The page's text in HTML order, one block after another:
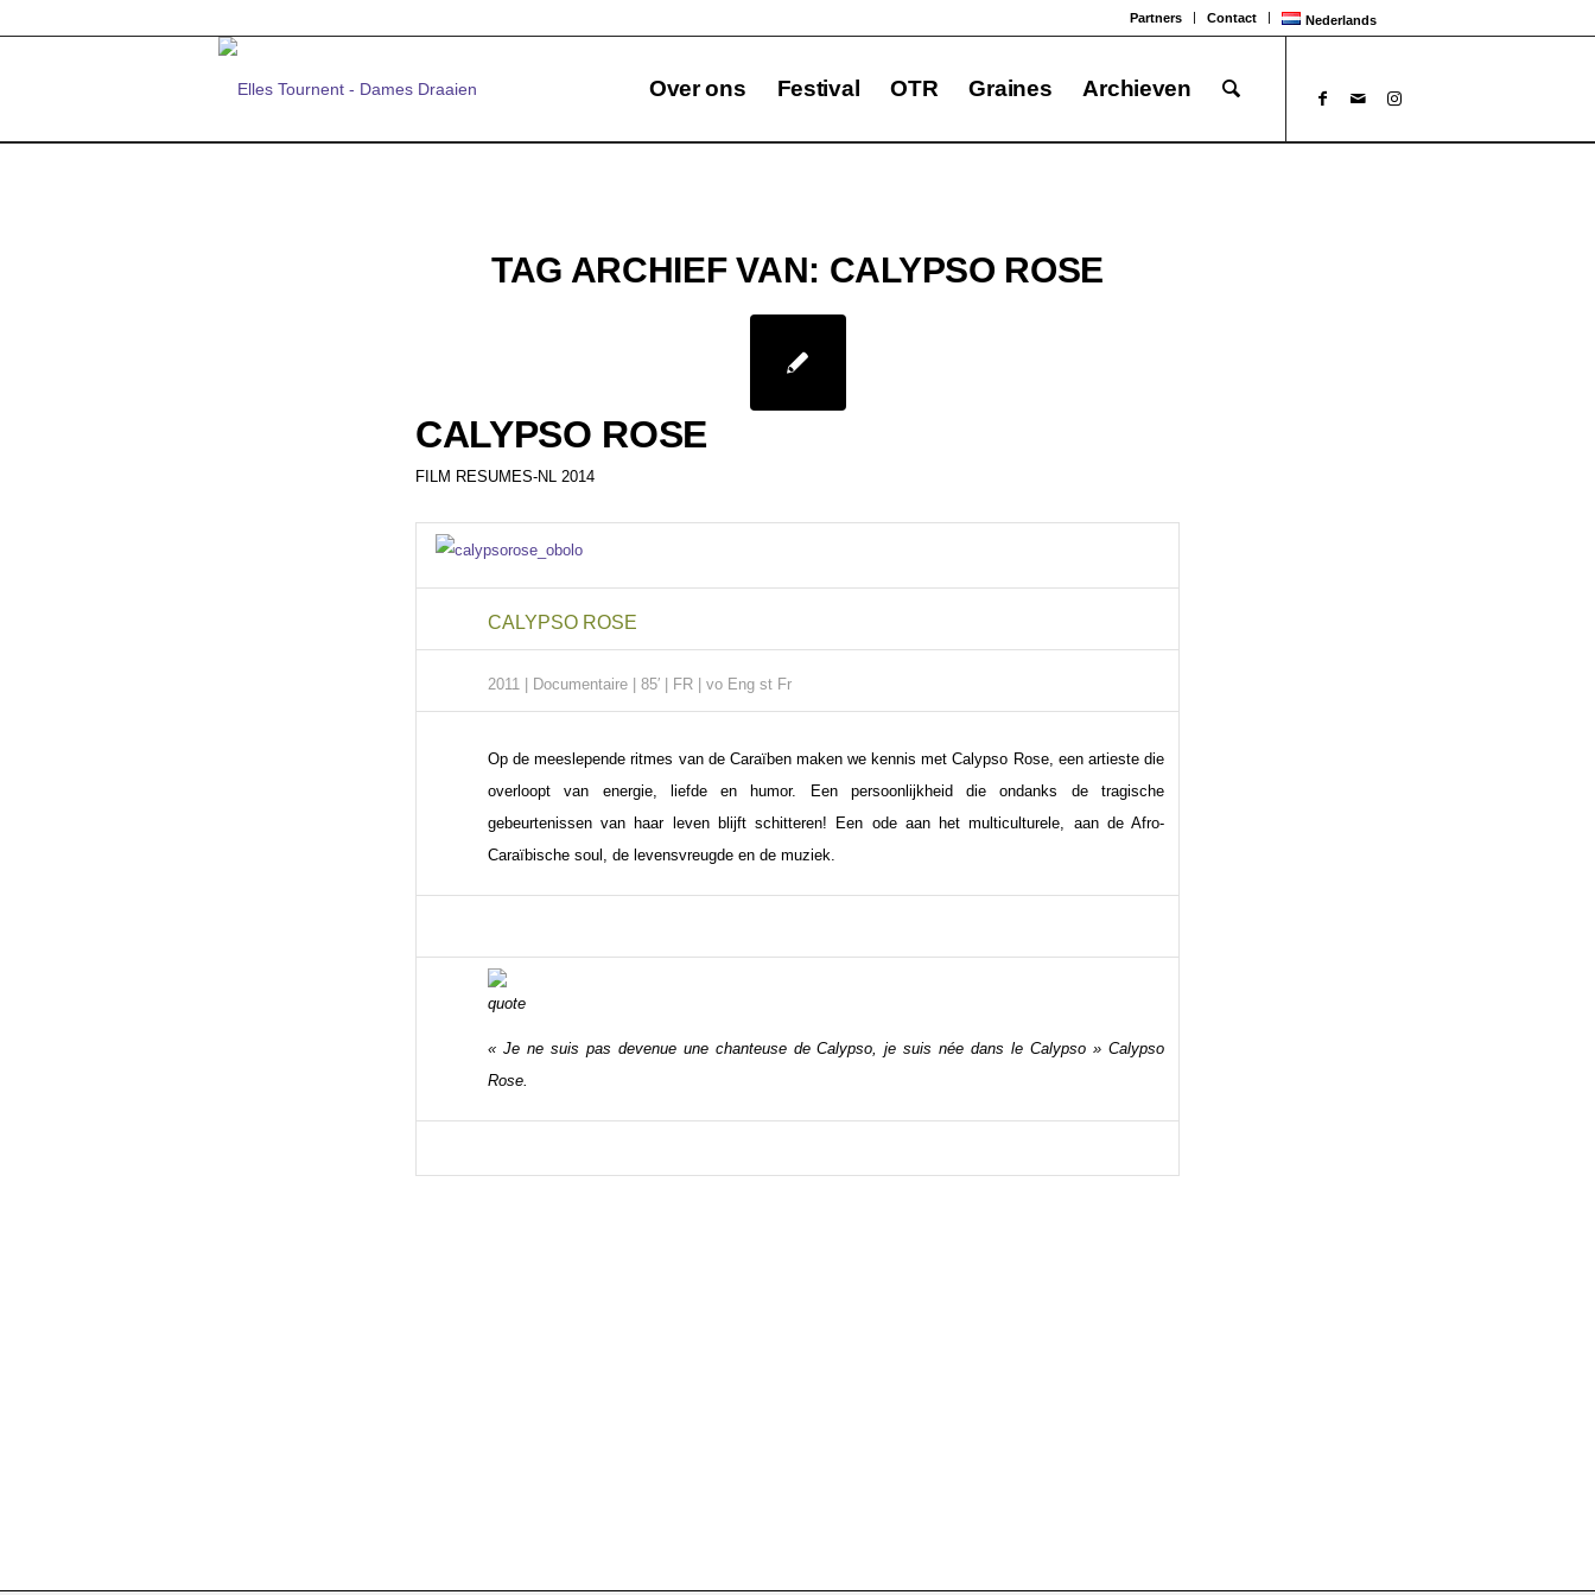
Partners Contact Nederlands
Over ons Festival OTR Graines Archieven
TAG ARCHIEF VAN: CALYPSO ROSE
CALYPSO ROSE
FILM RESUMES-NL 2014
CALYPSO ROSE
2011 | Documentaire | 85′ | FR | vo Eng st Fr
Op de meeslepende ritmes van de Caraïben maken we kennis met Calypso Rose, een artieste die
overloopt van energie, liefde en humor. Een persoonlijkheid die ondanks de tragische
gebeurtenissen van haar leven blijft schitteren! Een ode aan het multiculturele, aan de Afro-
Caraïbische soul, de levensvreugde en de muziek.
« Je ne suis pas devenue une chanteuse de Calypso, je suis née dans le Calypso » Calypso
Rose.